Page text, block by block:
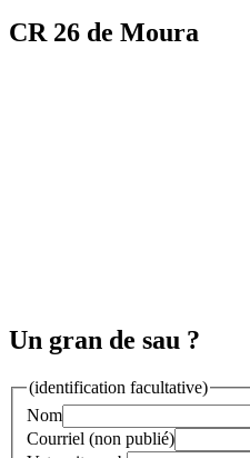
CR 26 de Moura
Un gran de sau ?
(identification facultative)
Nom
Courriel (non publié)